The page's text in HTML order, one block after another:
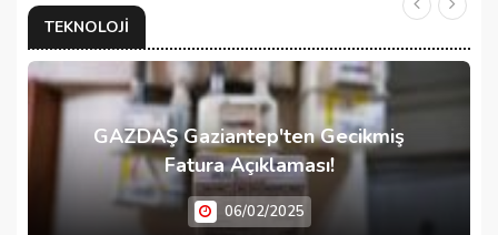
TEKNOLOJI
GAZDAŞ Gaziantep'ten Gecikmiş
Fatura Açıklaması!
06/02/2025